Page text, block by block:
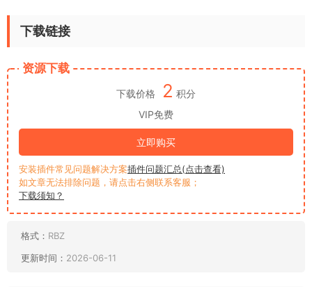
下载链接
资源下载
下载价格 2 积分
VIP免费
立即购买
安装插件常见问题解决方案插件问题汇总(点击查看)
如文章无法排除问题，请点击右侧联系客服；
下载须知？
格式： RBZ
更新时间： 2026-06-11